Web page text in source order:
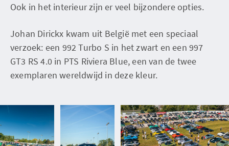
Ook in het interieur zijn er veel bijzondere opties.
Johan Dirickx kwam uit België met een speciaal
verzoek: een 992 Turbo S in het zwart en een 997
GT3 RS 4.0 in PTS Riviera Blue, een van de twee
exemplaren wereldwijd in deze kleur.